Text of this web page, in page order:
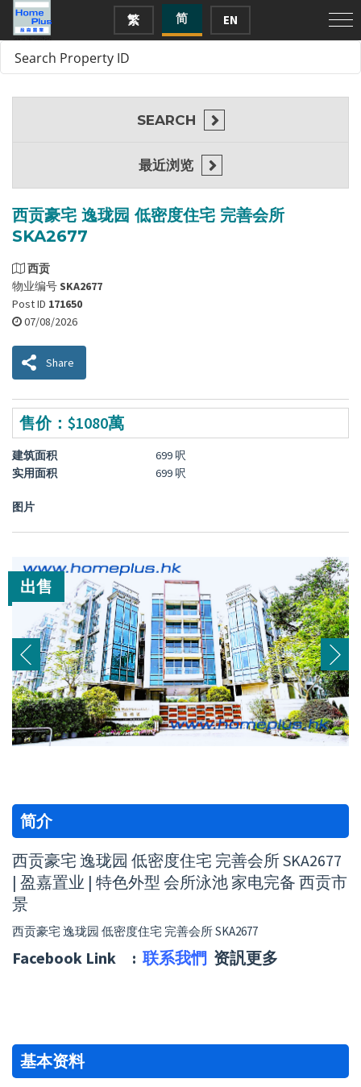
繁 简 EN
西贡豪宅 逸珑园 低密度住宅 完善会所
SKA2677
西贡
物业编号SKA2677
Post ID 171650
07/08/2026
Share
售价：$1080萬
建筑面积
699 呎
实用面积
699 呎
图片
出售
简介
西贡豪宅 逸珑园 低密度住宅 完善会所 SKA2677
| 盈嘉置业 | 特色外型 会所泳池 家电完备 西贡市
景
西贡豪宅 逸珑园 低密度住宅 完善会所 SKA2677
Facebook Link : 联系我㥃 资訉更多
基本资料
SEARCH
最近浏览